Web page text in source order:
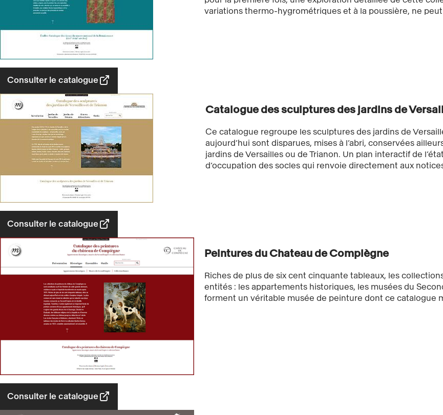
variations thermo-hygrométriques et à la poussière, ne
Consulter le catalogue
Catalogue des sculptures des jardins de
Ce catalogue regroupe les sculptures des jardins de
aujourd’hui sont disparues, mises à l’abri, conservées
jardins de Versailles ou de Trianon. Un plan interactif de
d’occupation des socles qui renvoie directement aux
Consulter le catalogue
Peintures du Chateau de Compiègne
Riches de plus de six cent cinquante tableaux, les
entités : les appartements historiques, les musées du
forment un véritable musée de peinture dont ce catalogue
Consulter le catalogue